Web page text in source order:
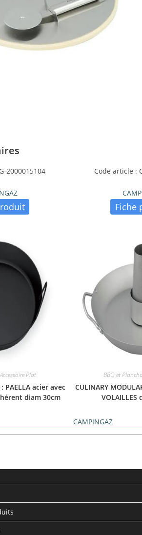
2000015104
Plat
PAELLA acier avec
diam 30cm
Code article :
Fiche
BBQ et
CULINARY
VOLAILLES
CAMPINGAZ